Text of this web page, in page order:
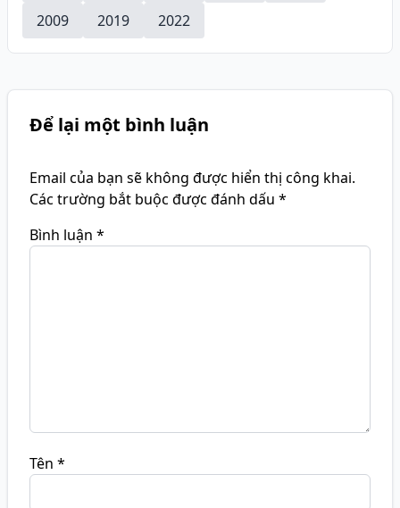
2009
2019 2022
Để lại một bình luận
Email của bạn sẽ không được hiển thị công khai.
Các trường bắt buộc được đánh dấu *
Bình luận *
Tên *